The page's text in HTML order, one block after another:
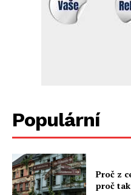
Populární
Proč z
proč